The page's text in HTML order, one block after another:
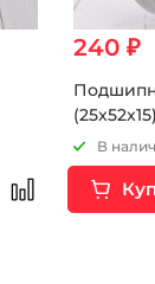
240 ₽
В